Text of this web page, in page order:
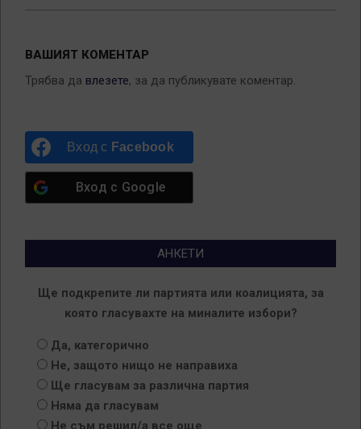
ВАШИЯТ КОМЕНТАР
Трябва да влезете, за да публикувате коментар.
Вход с Facebook
Вход с Google
АНКЕТИ
Ще подкрепите ли партията или коалицията, за
която гласувахте на миналите избори?
Да, категорично
Не, защото нищо не направиха
Ще гласувам за различна партия
Няма да гласувам